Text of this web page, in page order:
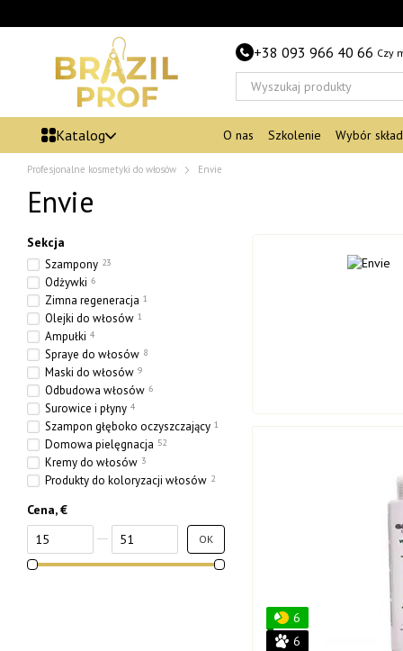
+38 093 966 40 66 Czy
Katalog O nas Szkolenie Wybór
Profesjonalne kosmetyki do włosów Envie
Envie
6
6
Sekcja
Szampony 23
Odżywki 6
Zimna regeneracja 1
Olejki do włosów 1
Ampułki 4
Spraye do włosów 8
Maski do włosów 9
Odbudowa włosów 6
Surowice i płyny 4
Szampon głęboko oczyszczający 1
Domowa pielęgnacja 52
Kremy do włosów 3
Produkty do koloryzacji włosów 2
Cena, €
Od Cena, €
Do Cena, € OK